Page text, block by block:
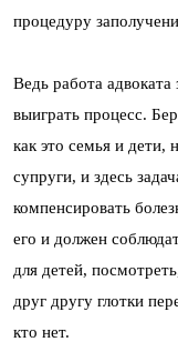
процедуру
Ведь работа
выиграть процесс.
как это семья и
супруги, и здесь
компенсировать
его и должен
для детей,
друг другу глотки
кто нет.